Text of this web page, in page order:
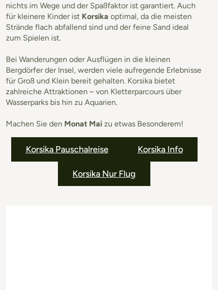
nichts im Wege und der Spaßfaktor ist garantiert. Auch
für kleinere Kinder ist Korsika optimal, da die meisten
Strände flach abfallend sind und der feine Sand ideal
zum Spielen ist.
Bei Wanderungen oder Ausflügen in die kleinen
Bergdörfer der Insel, werden viele aufregende Erlebnisse
für Groß und Klein bereit gehalten. Korsika bietet
zahlreiche Attraktionen – von Kletterparcours über
Wasserparks bis hin zu Aquarien.
Machen Sie den Monat Mai zu etwas Besonderem!
Korsika Pauschalreise Korsika Info
Korsika Nur Flug